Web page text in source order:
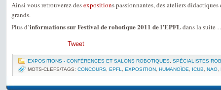
Ainsi vous retrouverez desexpositions passionnantes, des ateliers
grands.
Plus d’informations sur Festival de robotique 2011 de l’EPFLdans la suite
Tweet
EXPOSITIONS - CONFÉRENCES ET SALONS ROBOTIQUES SPÉCIALISTES
MOTS-CLEFS/TAGS: CONCOURS EPFL EXPOSITION HUMANOÏDE ICUB NAO